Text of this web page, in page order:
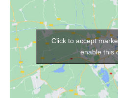
Click to accept
enable this